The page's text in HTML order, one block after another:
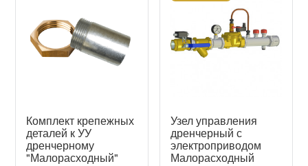
Комплект крепежных
деталей к УУ
дренчерному
"Малорасходный"
Узел управления
дренчерный с
электроприводом
Малорасходный